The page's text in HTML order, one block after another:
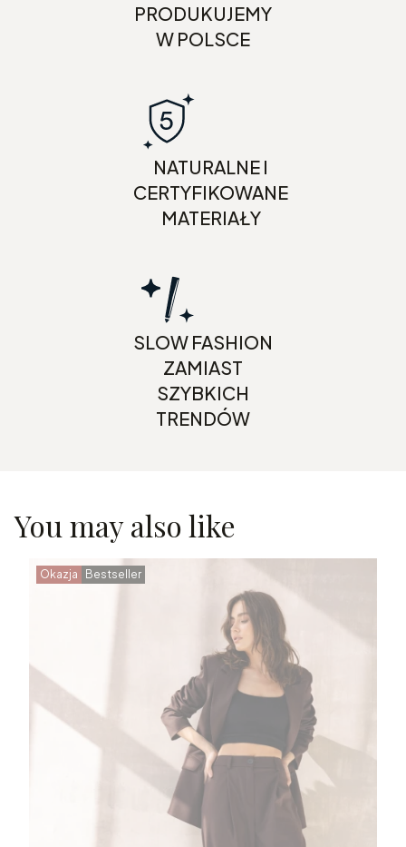
PRODUKUJEMY
W POLSCE
NATURALNE I
CERTYFIKOWANE
MATERIAŁY
SLOW FASHION
ZAMIAST
SZYBKICH
TRENDÓW
You may also like
Okazja Bestseller